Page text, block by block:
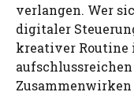
verlangen. Wer
digitaler
kreativer Routine